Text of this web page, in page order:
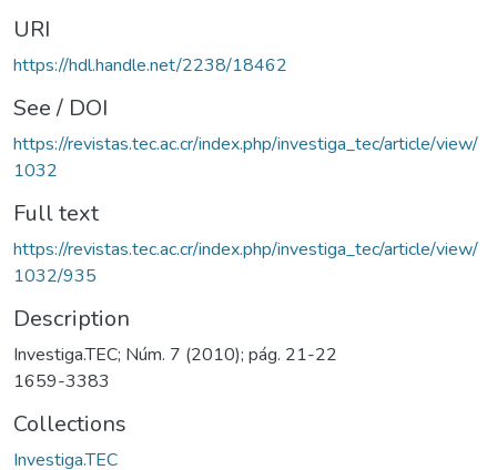
URI
https://hdl.handle.net/2238/18462
See / DOI
https://revistas.tec.ac.cr/index.php/investiga_tec/article/view/
1032
Full text
https://revistas.tec.ac.cr/index.php/investiga_tec/article/view/
1032/935
Description
Investiga.TEC; Núm. 7 (2010); pág. 21-22
1659-3383
Collections
Investiga.TEC